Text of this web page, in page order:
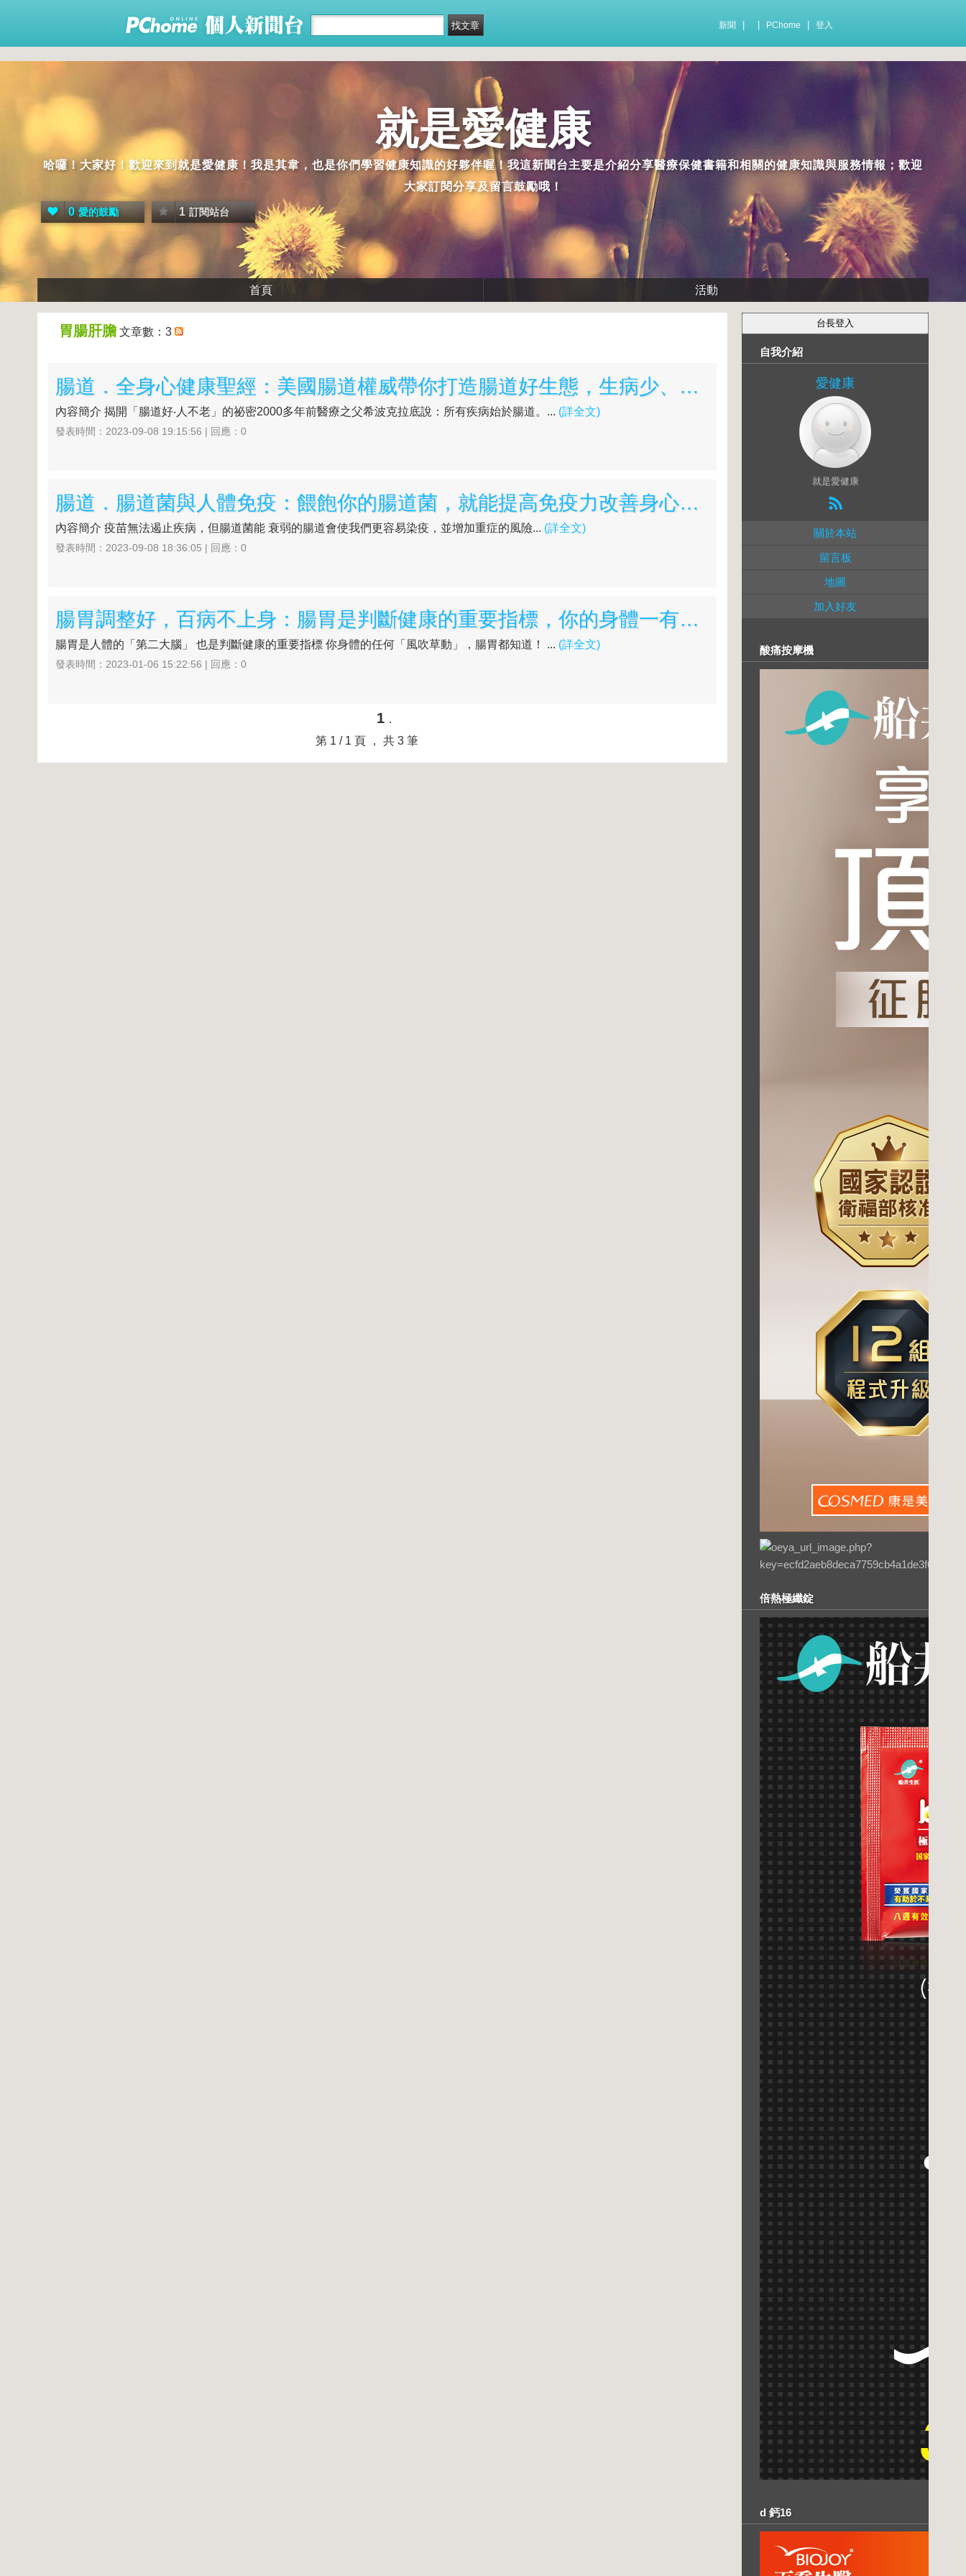
新聞 PChome 登入
就是愛健康
哈囉！大家好！歡迎來到就是愛健康！我是其韋，也是你們學習健康知識的好夥伴喔！我這新聞台主要是介紹分享醫療保健書籍和相關的健康知識與服務情報；歡迎
大家訂閱分享及留言鼓勵哦！
0 愛的鼓勵 1 訂閱站台
首頁 活動
胃腸肝膽 文章數：3
腸道．全身心健康聖經：美國腸道權威帶你打造腸道好生態，生病少、人不老
內容簡介 揭開「腸道好‧人不老」的祕密2000多年前醫療之父希波克拉底說：所有疾病始於腸道。... (詳全文)
發表時間：2023-09-08 19:15:56 | 回應：0
腸道．腸道菌與人體免疫：餵飽你的腸道菌，就能提高免疫力改善身心健康
內容簡介 疫苗無法遏止疾病，但腸道菌能 衰弱的腸道會使我們更容易染疫，並增加重症的風險... (詳全文)
發表時間：2023-09-08 18:36:05 | 回應：0
腸胃調整好，百病不上身：腸胃是判斷健康的重要指標，你的身體一有「風吹草動」，腸胃都知道！
腸胃是人體的「第二大腦」 也是判斷健康的重要指標 你身體的任何「風吹草動」，腸胃都知道！ ... (詳全文)
發表時間：2023-01-06 15:22:56 | 回應：0
1 .
第 1 / 1 頁 ， 共 3 筆
自我介紹
愛健康
就是愛健康
關於本站
留言板
地圖
加入好友
酸痛按摩機
倍熱極纖錠
d 鈣16